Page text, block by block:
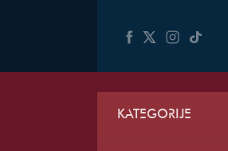
KATEGORIJE